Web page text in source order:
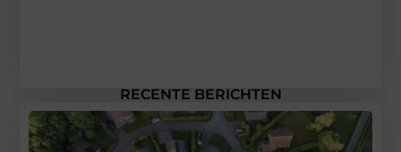
RECENTE BERICHTEN